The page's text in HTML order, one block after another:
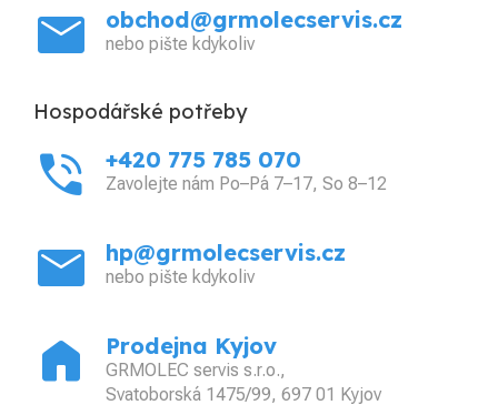
mail obchod@grmolecservis.cz
nebo pište kdykoliv
Hospodářské potřeby
phone_in_talk +420 775 785 070
Zavolejte nám Po–Pá 7–17, So 8–12
mail hp@grmolecservis.cz
nebo pište kdykoliv
home Prodejna Kyjov
GRMOLEC servis s.r.o.,
Svatoborská 1475/99, 697 01 Kyjov